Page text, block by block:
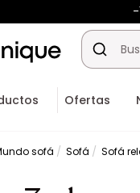
Ofertas
sofá Sofá Sofá